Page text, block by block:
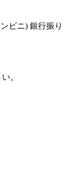
ビニ) 銀行振り
。